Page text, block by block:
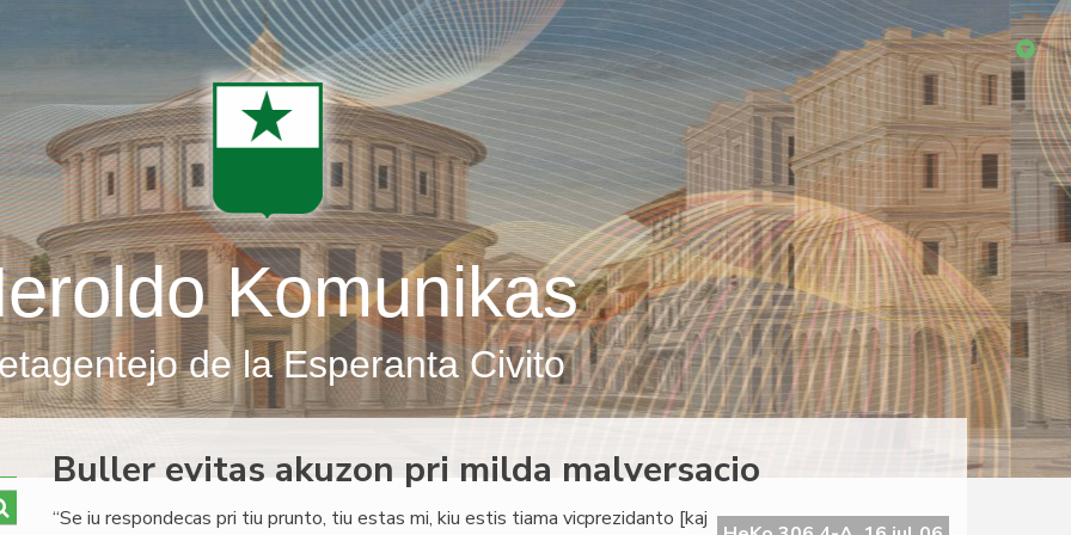
Komunikas
de la Esperanta Civito
Buller evitas akuzon pri milda malversacio
“Se iu respondecas pri tiu prunto, tiu estas mi, kiu estis tiama vicprezidanto [kaj